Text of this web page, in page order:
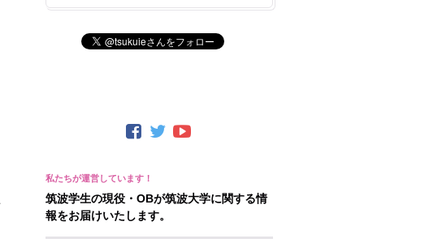
筑波学生の現役・OBが筑波大学に関する情
報をお届けいたします。